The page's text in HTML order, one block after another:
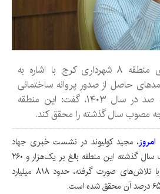
معاون مالی و اقتصادی منطقه ۸ شهرداری کرج با اشاره به
درآمدهای حاصل از صدور پروانه ساختمانی
و جرائم کمیسیون ماده صد در سال ۱۴۰۳، گفت: این منطقه
، مجید کولیوند در نشست خبری جهاد
تبیین، اظهارکرد: بودجه مصوب سال گذشته این منطقه بالغ بر یک‌هزار و ۲۶۰
میلیارد تومان بوده است که با تلاش‌های صورت گرفته، حدود ۸۱۸ میلیارد